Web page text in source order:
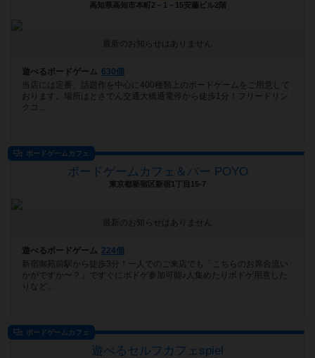
高知県高知市本町2－1－15安藤ビル2階
最新のお知らせはありません
遊べるボードゲーム 630個
当店には定番、話題作を中心に400種類上のボードゲームをご用意して
おります。場所はとさでん交通大橋通電停から徒歩1分！フリードリン
クコ...
ボードゲームカフェ
ボードゲームカフェ＆バー POYO
東京都新宿区新宿1丁目15-7
最新のお知らせはありません
遊べるボードゲーム 224個
新宿御苑前駅から徒歩3分！一人でのご来店でも「こちらのお席合流い
かがですか〜？」ですぐにボドゲ参加可能♪人集めたりボドゲ用意した
りなど...
ボードゲームカフェ
遊べるセルフカフェspiel